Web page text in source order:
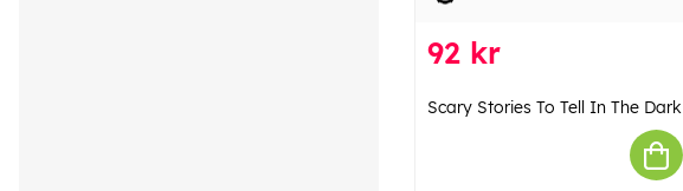
92 kr
Scary Stories To Tell In The Dark